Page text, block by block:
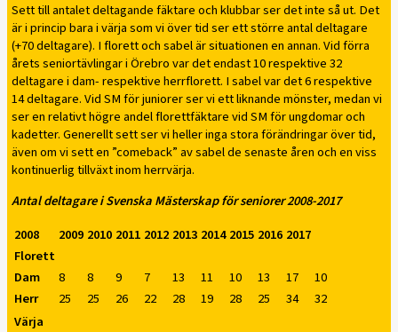
Sett till antalet deltagande fäktare och klubbar ser det inte så ut. Det
är i princip bara i värja som vi över tid ser ett större antal deltagare
(+70 deltagare). I florett och sabel är situationen en annan. Vid förra
årets seniortävlingar i Örebro var det endast 10 respektive 32
deltagare i dam- respektive herrflorett. I sabel var det 6 respektive
14 deltagare. Vid SM för juniorer ser vi ett liknande mönster, medan vi
ser en relativt högre andel florettfäktare vid SM för ungdomar och
kadetter. Generellt sett ser vi heller inga stora förändringar över tid,
även om vi sett en ”comeback” av sabel de senaste åren och en viss
kontinuerlig tillväxt inom herrvärja.
Antal deltagare i Svenska Mästerskap för seniorer 2008-2017
2008
2009 2010 2011 2012 2013 2014 2015 2016 2017
Florett
Dam
8 8 9 7 13 11 10 13 17
10
Herr
25 25 26 22 28 19 28 25 34
32
Värja